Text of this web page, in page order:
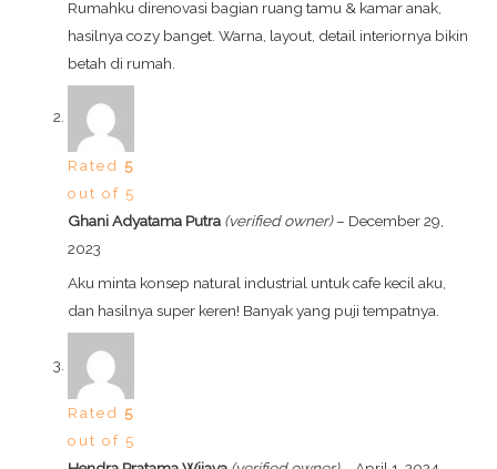
Rumahku direnovasi bagian ruang tamu & kamar anak,
hasilnya cozy banget. Warna, layout, detail interiornya bikin
betah di rumah.
Rated5
out of 5
Ghani Adyatama Putra (verified owner) – December 29,
2023
Aku minta konsep natural industrial untuk cafe kecil aku,
dan hasilnya super keren! Banyak yang puji tempatnya.
Rated5
out of 5